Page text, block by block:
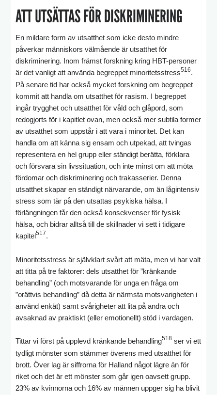
ATT UTSÄTTAS FÖR DISKRIMINERING
En mildare form av utsatthet som icke desto mindre
påverkar människors välmående är utsatthet för
diskriminering. Inom främst forskning kring HBT-personer
är det vanligt att använda begreppet minoritetsstress516.
På senare tid har också mycket forskning om begreppet
kommit att handla om utsatthet för rasism. I begreppet
ingår trygghet och utsatthet för våld och glåpord, som
redogjorts för i kapitlet ovan, men också mer subtila former
av utsatthet som uppstår i att vara i minoritet. Det kan
handla om att känna sig ensam och utpekad, att tvingas
representera en hel grupp eller ständigt berätta, förklara
och försvara sin livssituation, och inte minst om att möta
fördomar och diskriminering och trakasserier. Denna
utsatthet skapar en ständigt närvarande, om än lågintensiv
stress som tär på den utsattas psykiska hälsa. I
förlängningen får den också konsekvenser för fysisk
hälsa, och bidrar alltså till de skillnader vi sett i tidigare
kapitel517.
Minoritetsstress är självklart svårt att mäta, men vi har valt
att titta på tre faktorer: dels utsatthet för ”kränkande
behandling” (och motsvarande för unga en fråga om
”orättvis behandling” då detta är närmsta motsvarigheten i
använd enkät) samt svårigheter att lita på andra och
avsaknad av praktiskt (eller emotionellt) stöd i vardagen.
Tittar vi först på upplevd kränkande behandling518 ser vi ett
tydligt mönster som stämmer överens med utsatthet för
brott. Över lag är siffrorna för Halland något lägre än för
riket och det är ett mönster som går igen oavsett grupp.
23% av kvinnorna och 16% av männen uppger sig ha blivit